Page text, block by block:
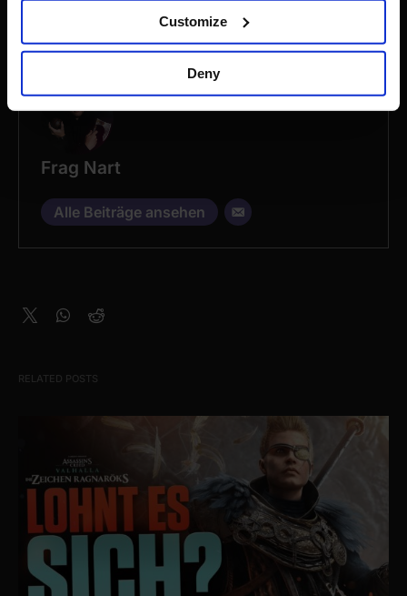
If you allow, we would also like to:
Collect information about your geographical
specific characteristics (fingerprinting)
Find out more about how your personal data is processed
and set your preferences in the
We use cookies to personalise content and ads, to
may combine it with other information that you’ve
provided to them or that they’ve collected from your use
Customize
Deny
Frag Nart
Alle Beiträge ansehen
RELATED POSTS